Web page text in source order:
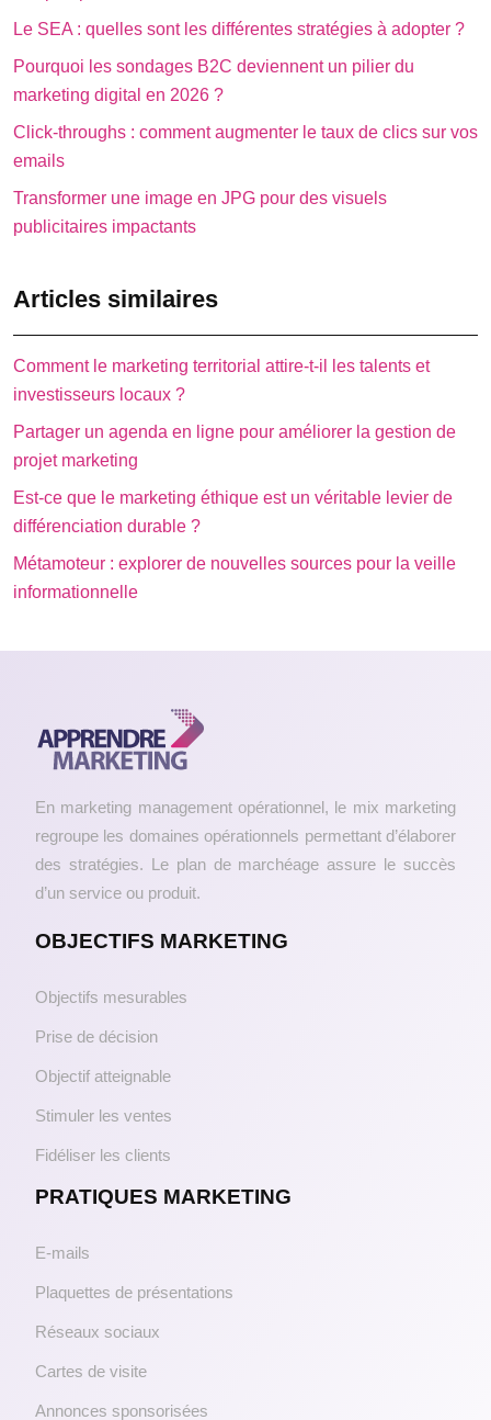
Le SEA : quelles sont les différentes stratégies à adopter ?
Pourquoi les sondages B2C deviennent un pilier du
marketing digital en 2026 ?
Click-throughs : comment augmenter le taux de clics sur vos
emails
Transformer une image en JPG pour des visuels
publicitaires impactants
Articles similaires
Comment le marketing territorial attire-t-il les talents et
investisseurs locaux ?
Partager un agenda en ligne pour améliorer la gestion de
projet marketing
Est-ce que le marketing éthique est un véritable levier de
différenciation durable ?
Métamoteur : explorer de nouvelles sources pour la veille
informationnelle
En marketing management opérationnel, le mix marketing
regroupe les domaines opérationnels permettant d’élaborer
des stratégies. Le plan de marchéage assure le succès
d’un service ou produit.
OBJECTIFS MARKETING
Objectifs mesurables
Prise de décision
Objectif atteignable
Stimuler les ventes
Fidéliser les clients
PRATIQUES MARKETING
E-mails
Plaquettes de présentations
Réseaux sociaux
Cartes de visite
Annonces sponsorisées